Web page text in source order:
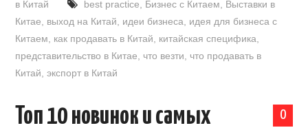
в Китай best practice Бизнес с Китаем
Выставки в
Китае
выход на Китай идеи бизнеса
идея для бизнеса с
Китаем
как продавать в Китай китайская специфика
представительство в Китае
что везти
что продавать в
Китай ,экспорт в Китай
0
Топ 10 новинок и самых